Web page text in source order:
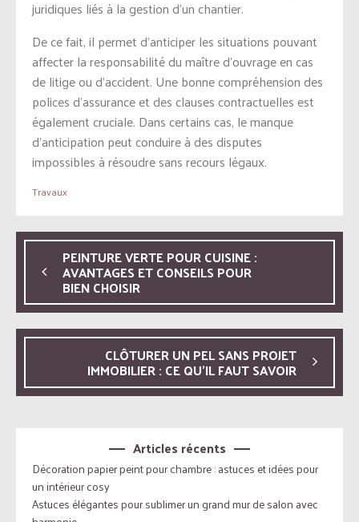
juridiques liés à la gestion d’un chantier.
De ce fait, il permet d’anticiper les situations pouvant
affecter la responsabilité du maître d’ouvrage en cas
de litige ou d’accident. Une bonne compréhension des
polices d’assurance et des clauses contractuelles est
également cruciale. Dans certains cas, le manque
d’anticipation peut conduire à des disputes
impossibles à résoudre sans recours légaux.
Travaux
PEINTURE VERTE POUR CUISINE :
AVANTAGES ET CONSEILS POUR
BIEN CHOISIR
CLÔTURER UN PEL SANS PROJET
IMMOBILIER : CE QU’IL FAUT SAVOIR
Articles récents
Décoration papier peint pour chambre : astuces et idées pour
un intérieur cosy
Astuces élégantes pour sublimer un grand mur de salon avec